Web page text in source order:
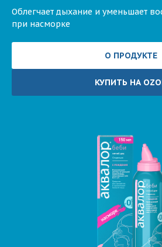
Облегчает дыхание и уменьшает
при насморке
О ПРОДУКТЕ
КУПИТЬ НА